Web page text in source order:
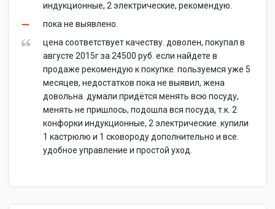
индукционные, 2 электрические, рекомендую.
пока не выявлено.
цена соответствует качеству. доволен, покупал в
августе 2015г за 24500 руб. если найдете в
продаже рекомендую к покупке. пользуемся уже 5
месяцев, недостатков пока не выявил, жена
довольна. думали придётся менять всю посуду,
менять не пришлось, подошла вся посуда, т.к. 2
конфорки индукционные, 2 электрические. купили
1 кастрюлю и 1 сковороду дополнительно и все.
удобное управление и простой уход.